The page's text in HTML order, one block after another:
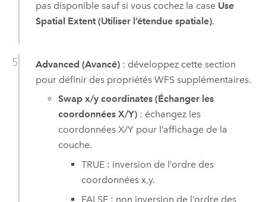
pas disponible sauf si vous cochez la case Use
Spatial Extent (Utiliser l’étendue spatiale).
Advanced (Avancé): développez cette section
pour définir des propriétés WFS supplémentaires.
Swap x/y coordinates (Échanger les
coordonnées X/Y) : échangez les
coordonnées X/Y pour l’affichage de la
couche.
TRUE : inversion de l’ordre des
coordonnées x,y.
FALSE : non inversion de l’ordre des